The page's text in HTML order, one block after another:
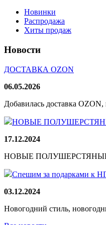
Новинки
Распродажа
Хиты продаж
Новости
ДОСТАВКА OZON
06.05.2026
Добавилась доставка
НОВЫЕ
17.12.2024
НОВЫЕ ПОЛУШЕРСТЯНЫЕ
Спешим за подарками к
03.12.2024
Новогодний стиль,